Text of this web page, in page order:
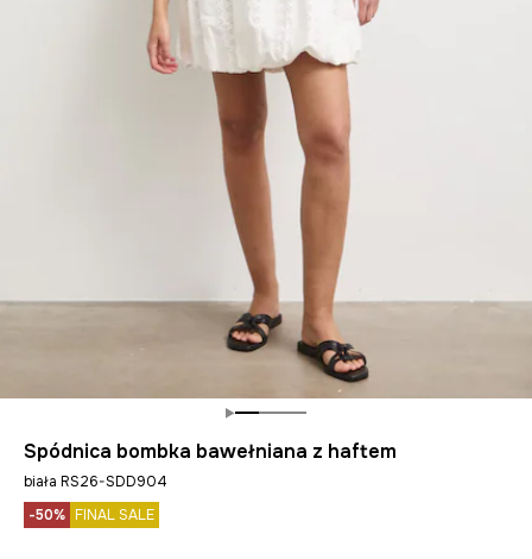
Spódnica bombka bawełniana z haftem
biała RS26-SDD904
-50% FINAL SALE